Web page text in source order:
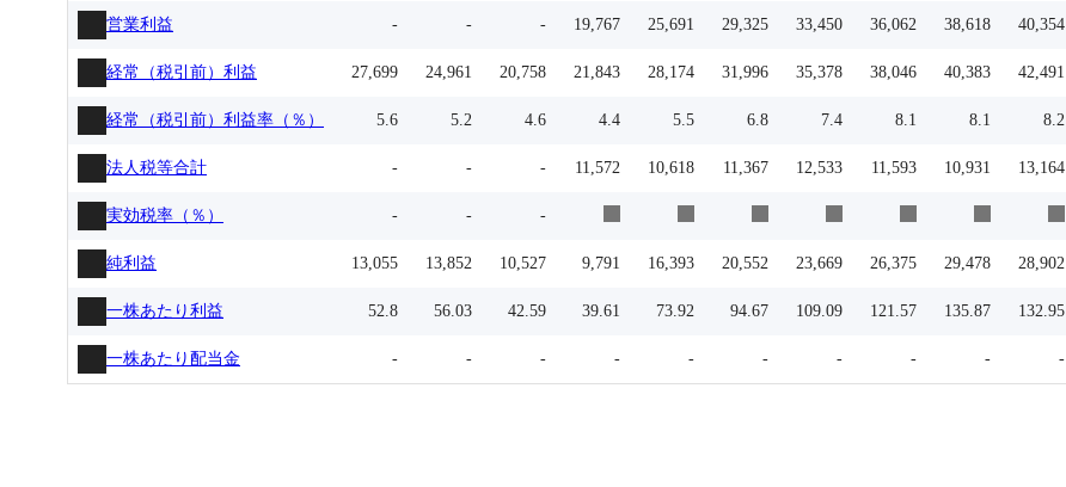
営業利益 - - - 19,767 25,691 29,325 33,450 36,062 38,618 40,354
経常（税引前）利益 27,699 24,961 20,758 21,843 28,174 31,996 35,378 38,046 40,383 42,491
経常（税引前）利益率（％） 5.6 5.2 4.6 4.4 5.5 6.8 7.4 8.1 8.1 8.2
法人税等合計 - - - 11,572 10,618 11,367 12,533 11,593 10,931 13,164
実効税率（％） - - -
純利益 13,055 13,852 10,527 9,791 16,393 20,552 23,669 26,375 29,478 28,902
一株あたり利益 52.8 56.03 42.59 39.61 73.92 94.67 109.09 121.57 135.87 132.95
一株あたり配当金 - - - - - - - - - -